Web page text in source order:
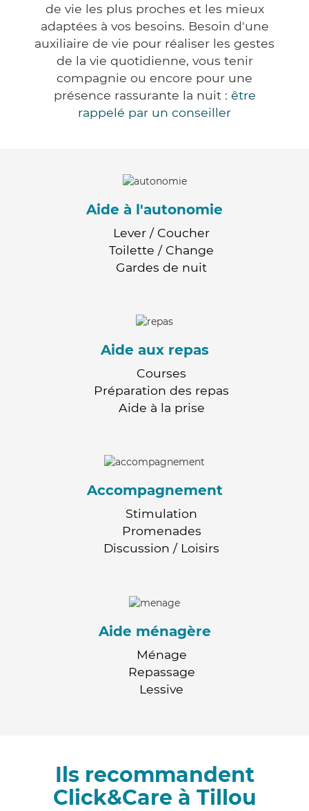
de vie les plus proches et les mieux
adaptées à vos besoins. Besoin d'une
auxiliaire de vie pour réaliser les gestes
de la vie quotidienne, vous tenir
compagnie ou encore pour une
présence rassurante la nuit : être
rappelé par un conseiller
Aide à l'autonomie
Lever / Coucher
Toilette / Change
Gardes de nuit
Aide aux repas
Courses
Préparation des repas
Aide à la prise
Accompagnement
Stimulation
Promenades
Discussion / Loisirs
Aide ménagère
Ménage
Repassage
Lessive
Ils recommandent
Click&Care à Tillou